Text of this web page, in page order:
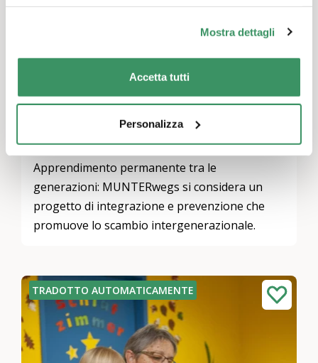
Mostra dettagli
Accetta tutti
Personalizza
Svizzera nord-occidentale, Svizzera centrale
Attività per il tempo libero e giochi, Impegno in attività di utilità pubblica, Mentoring
Apprendimento permanente tra le
generazioni: MUNTERwegs si considera un
progetto di integrazione e prevenzione che
promuove lo scambio intergenerazionale.
TRADOTTO AUTOMATICAMENTE